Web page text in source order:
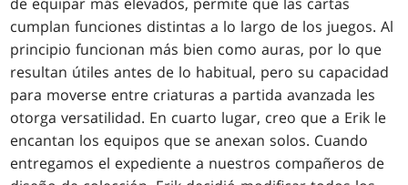
cumplan funciones distintas a lo largo de los juegos. Al
principio funcionan más bien como auras, por lo que
resultan útiles antes de lo habitual, pero su capacidad
para moverse entre criaturas a partida avanzada les
otorga versatilidad. En cuarto lugar, creo que a Erik le
encantan los equipos que se anexan solos. Cuando
entregamos el expediente a nuestros compañeros de